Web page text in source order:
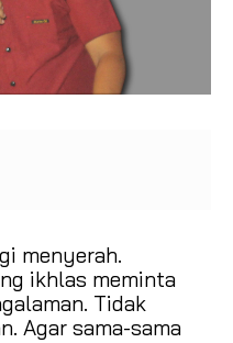
menyerah.
ikhlas meminta
Tidak
Agar sama-sama